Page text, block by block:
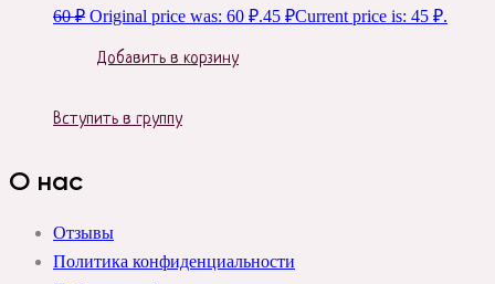
60₽ Original price was: 60 ₽.45 ₽Current price is: 45 ₽.
Добавить в корзину
Вступить в группу
О нас
Отзывы
Политика конфиденциальности